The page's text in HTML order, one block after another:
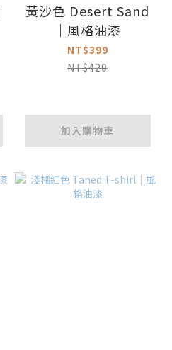
黃沙色 Desert Sand
｜風格油漆
NT$399
NT$420
加入購物車